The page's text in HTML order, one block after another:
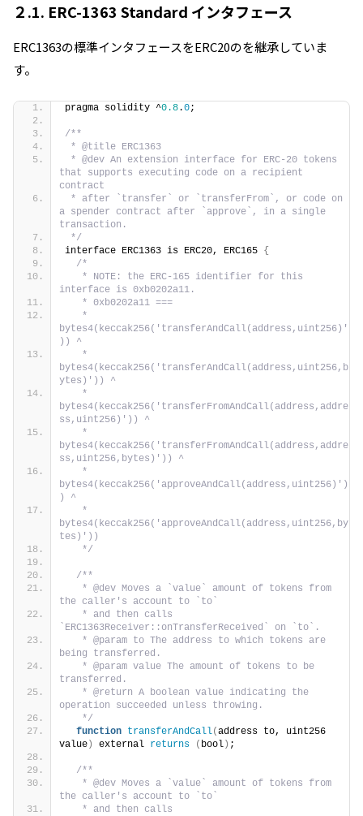
２.1. ERC-1363 Standard インタフェース
ERC1363の標準インタフェースをERC20のを継承していま
す。
pragma solidity ^0.8.0;
/**
* @title ERC1363
* @dev An extension interface for ERC-20 tokens
that supports executing code on a recipient
contract
* after `transfer` or `transferFrom`, or code on
a spender contract after `approve`, in a single
transaction.
*/
interface ERC1363 is ERC20, ERC165 {
/*
   * NOTE: the ERC-165 identifier for this
interface is 0xb0202a11.
   * 0xb0202a11 ===
   *
bytes4(keccak256('transferAndCall(address,uint256)'
)) ^
   *
bytes4(keccak256('transferAndCall(address,uint256,b
ytes)')) ^
   *
bytes4(keccak256('transferFromAndCall(address,addre
ss,uint256)')) ^
   *
bytes4(keccak256('transferFromAndCall(address,addre
ss,uint256,bytes)')) ^
   *
bytes4(keccak256('approveAndCall(address,uint256)')
) ^
   *
bytes4(keccak256('approveAndCall(address,uint256,by
tes)'))
   */
/**
   * @dev Moves a `value` amount of tokens from
the caller's account to `to`
   * and then calls
`ERC1363Receiver::onTransferReceived` on `to`.
   * @param to The address to which tokens are
being transferred.
   * @param value The amount of tokens to be
transferred.
   * @return A boolean value indicating the
operation succeeded unless throwing.
   */
function transferAndCall(address to, uint256
value ) external returns ( bool ) ;
/**
   * @dev Moves a `value` amount of tokens from
the caller's account to `to`
   * and then calls